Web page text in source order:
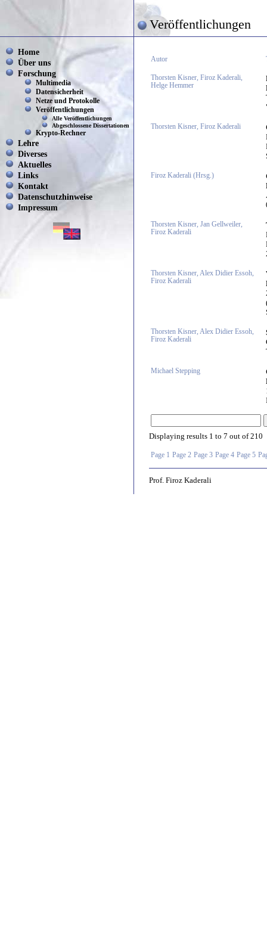
Veröffentlichungen
Home
Über uns
Forschung
Multimedia
Datensicherheit
Netze und Protokolle
Veröffentlichungen
Alle Veröffentlichungen
Abgeschlossene Dissertationen
Krypto-Rechner
Lehre
Diverses
Aktuelles
Links
Kontakt
Datenschutzhinweise
Impressum
Autor
Thorsten Kisner, Firoz Kaderali,
Helge Hemmer
Thorsten Kisner, Firoz Kaderali
Firoz Kaderali (Hrsg.)
Thorsten Kisner, Jan Gellweiler,
Firoz Kaderali
Thorsten Kisner, Alex Didier Essoh,
Firoz Kaderali
Thorsten Kisner, Alex Didier Essoh,
Firoz Kaderali
Michael Stepping
Displaying results 1 to 7 out of210
Page 1 Page 2 Page 3 Page 4 Page 5
Prof. Firoz Kaderali